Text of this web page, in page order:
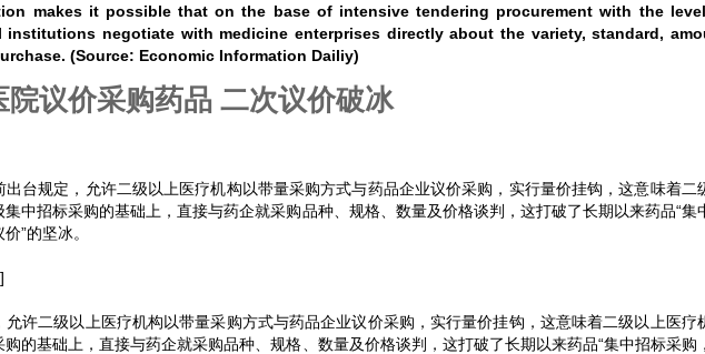
makes it possible that on the base of intensive tendering procurement with the
institutions negotiate with medicine enterprises directly about the variety, standard,
(Source: Economic Information Dailiy)
院议价采购药品 二次议价破冰
出台规定，允许二级以上医疗机构以带量采购方式与药品企业议价采购，实行量价挂钩，这意味着二
集中招标采购的基础上，直接与药企就采购品种、规格、数量及价格谈判，这打破了长期以来药品“集
”的坚冰。
允许二级以上医疗机构以带量采购方式与药品企业议价采购，实行量价挂钩，这意味着二级以上医疗
的基础上，直接与药企就采购品种、规格、数量及价格谈判，这打破了长期以来药品“集中招标采购